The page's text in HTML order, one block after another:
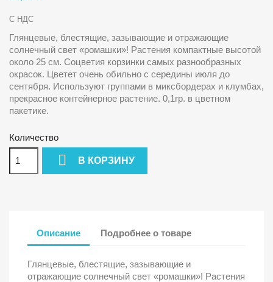
С НДС
Глянцевые, блестящие, зазывающие и отражающие
солнечный свет «ромашки»! Растения компактные высотой
около 25 см. Соцветия корзинки самых разнообразных
окрасок. Цветет очень обильно с середины июля до
сентября. Используют группами в миксбордерах и клумбах,
прекрасное контейнерное растение. 0,1гр. в цветном
пакетике.
Количество
 В КОРЗИНУ
Описание Подробнее о товаре
Глянцевые, блестящие, зазывающие и
отражающие солнечный свет «ромашки»! Растения